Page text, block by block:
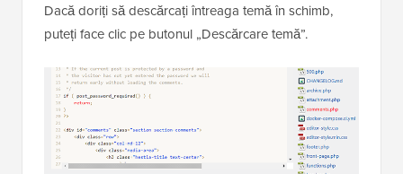
Dacă doriți să descărcați întreaga temă în schimb,
puteți face clic pe butonul „Descărcare temă”.